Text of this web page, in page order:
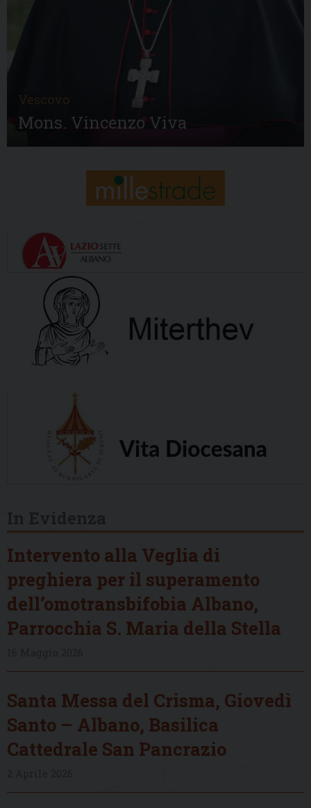
Vescovo
Mons. Vincenzo Viva
Intervento alla Veglia di
preghiera per il superamento
dell’omotransbifobia Albano,
Parrocchia S. Maria della Stella
Santa Messa del Crisma, Giovedì
Santo – Albano, Basilica
Cattedrale San Pancrazio